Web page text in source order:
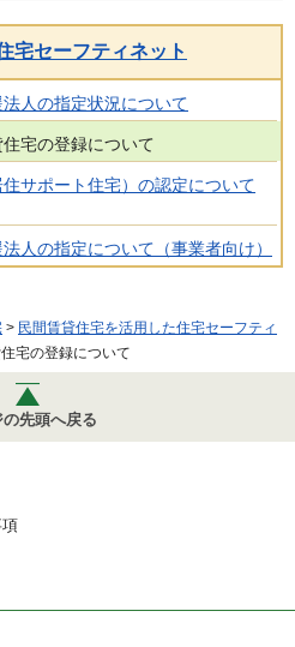
宅セーフティネット
人の指定状況について
宅の登録について
サポート住宅）の認定について
人の指定について（事業者向け）
> 民間賃貸住宅を活用した住宅セーフティ
宅の登録について
先頭へ戻る